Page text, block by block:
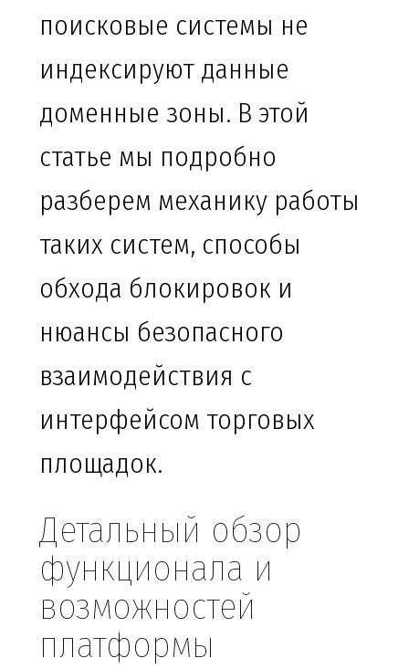
поисковые системы не
индексируют данные
доменные зоны. В этой
статье мы подробно
разберем механику работы
таких систем, способы
обхода блокировок и
нюансы безопасного
взаимодействия с
интерфейсом торговых
площадок.
Детальный обзор
функционала и
возможностей
платформы